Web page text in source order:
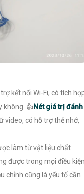
kết nối Wi-Fi, có tích
không. 👍Nét giá trị đánh
video, có hỗ trợ thẻ nhớ,
làm từ vật liệu chất
được trong mọi điều
chỉnh cũng là yếu tố cần